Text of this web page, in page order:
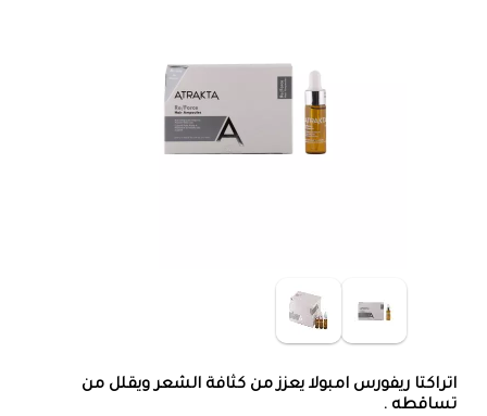
اتراكتا ريفورس امبولا يعزز من كثافة الشعر ويقلل من
تساقطه .